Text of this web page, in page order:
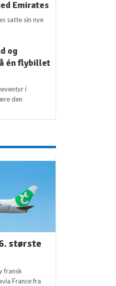
Emirates
satte sin nye
og
én flybillet
i
den
største
fransk
France fra